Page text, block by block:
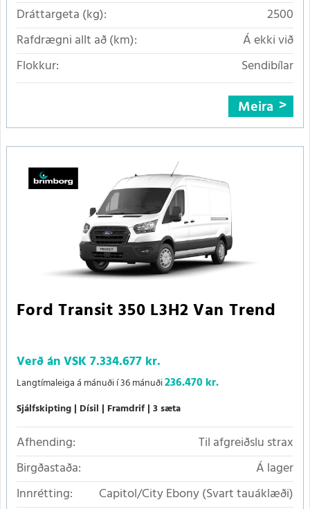
Dráttargeta (kg):
2500
Rafdrægni allt að (km):
Á ekki við
Flokkur:
Sendibílar
Meira
Ford Transit 350 L3H2 Van Trend
Verð án VSK7.334.677 kr.
Langtímaleiga á mánuði í 36 mánuði236.470 kr.
Sjálfskipting Dísil Framdrif 3 sæta
Afhending:
Til afgreiðslu strax
Birgðastaða:
Á lager
Innrétting:
Capitol/City Ebony (Svart tauáklæði)